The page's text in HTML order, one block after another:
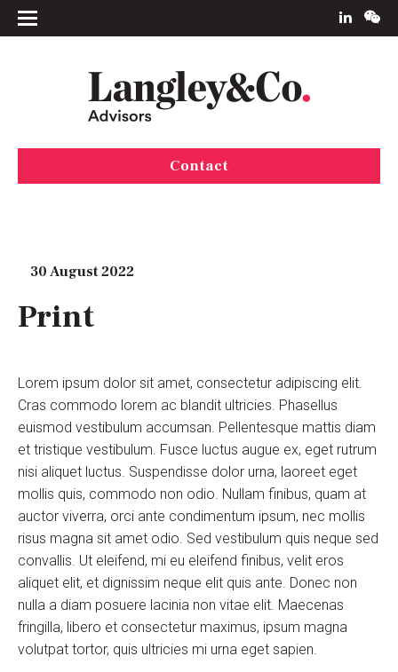
Contact
30 August 2022
Print
Lorem ipsum dolor sit amet, consectetur adipiscing elit.
Cras commodo lorem ac blandit ultricies. Phasellus
euismod vestibulum accumsan. Pellentesque mattis diam
et tristique vestibulum. Fusce luctus augue ex, eget rutrum
nisi aliquet luctus. Suspendisse dolor urna, laoreet eget
mollis quis, commodo non odio. Nullam finibus, quam at
auctor viverra, orci ante condimentum ipsum, nec mollis
risus magna sit amet odio. Sed vestibulum quis neque sed
convallis. Ut eleifend, mi eu eleifend finibus, velit eros
aliquet elit, et dignissim neque elit quis ante. Donec non
nulla a diam posuere lacinia non vitae elit. Maecenas
fringilla, libero et consectetur maximus, ipsum magna
volutpat tortor, quis ultricies mi urna eget sapien.